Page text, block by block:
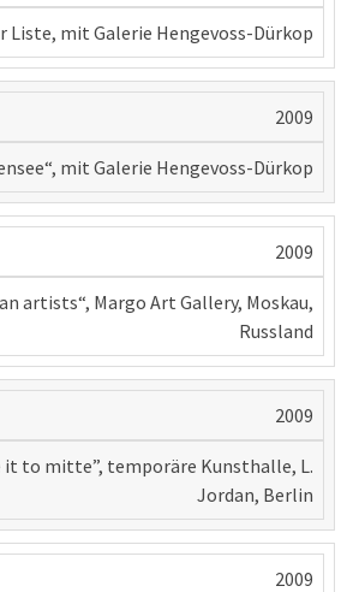
Liste, mit Galerie Hengevoss-Dürkop
2009
mit Galerie Hengevoss-Dürkop
2009
artists“, Margo Art Gallery, Moskau,
Russland
2009
it to mitte”, temporäre Kunsthalle, L.
Jordan, Berlin
2009